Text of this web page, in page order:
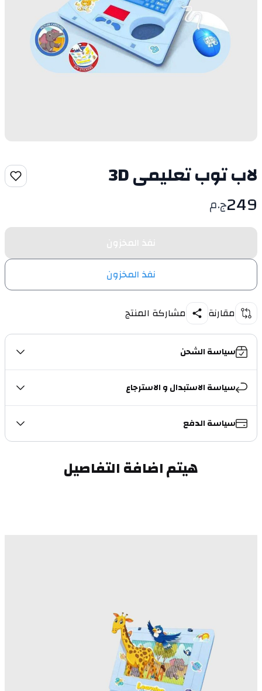
لاب توب تعليمى 3D
249ج.م
نفذ المخزون
نفذ المخزون
مقارنة مشاركة المنتج
سياسة الشحن
سياسة الاستبدال و الاسترجاع
سياسة الدفع
هيتم اضافة التفاصيل